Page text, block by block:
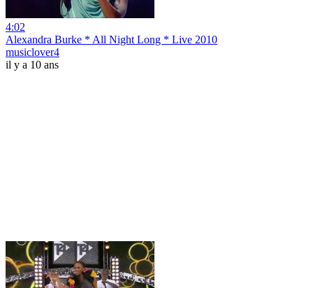
4:02
Alexandra Burke * All Night Long * Live 2010
musiclover4
il y a 10 ans